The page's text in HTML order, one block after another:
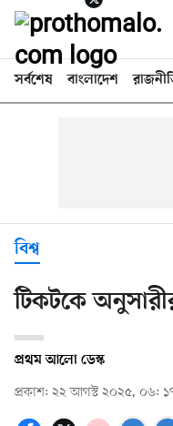
সর্বশেষ বাংলাদেশ
বিশ্ব
টিকটকে
প্রথম আলো ডেস্ক
প্রকাশ: ২২ আগস্ট ২০২৫, ০৬: